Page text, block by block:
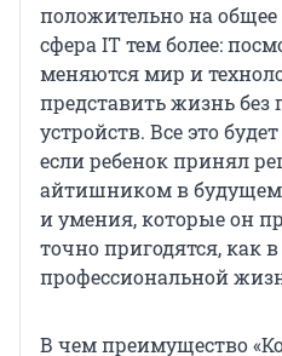
положительно на общее
сфера IT тем более:
меняются мир и
представить жизнь
устройств. Все это
если ребенок принял
айтишником в
и умения, которые он
точно пригодятся, как
профессиональной
В чем преимущество